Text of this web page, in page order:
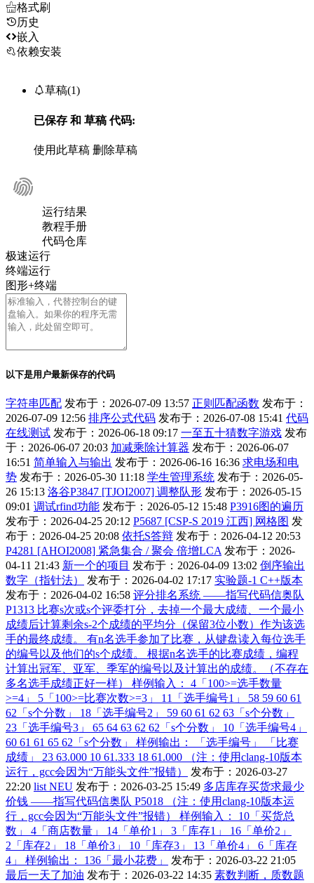
格式刷
历史
嵌入
依赖安装
草稿(1)
已保存 和 草稿代码:
使用此草稿 删除草稿
运行结果
教程手册
代码仓库
极速运行
终端运行
图形+终端
以下是用户最新保存的代码
字符串匹配 发布于：2026-07-09 13:57 正则匹配函数 发布于：
2026-07-09 12:56 排序公式代码 发布于：2026-07-08 15:41 代码
在线测试 发布于：2026-06-18 09:17 一至五十猜数字游戏 发布
于：2026-06-07 20:03 加减乘除计算器 发布于：2026-06-07
16:51 简单输入与输出 发布于：2026-06-16 16:36 求电场和电
势 发布于：2026-05-30 11:18 学生管理系统 发布于：2026-05-
26 15:13 洛谷P3847 [TJOI2007] 调整队形 发布于：2026-05-15
09:01 调试rfind功能 发布于：2026-05-12 15:48 P3916图的遍历
发布于：2026-04-25 20:12 P5687 [CSP-S 2019 江西] 网格图 发
布于：2026-04-25 20:08 依托S答辩 发布于：2026-04-12 20:53
P4281 [AHOI2008] 紧急集合 / 聚会 倍增LCA 发布于：2026-
04-11 21:43 新一个的项目 发布于：2026-04-09 13:02 倒序输出
数字（指针法）
发布于：2026-04-02 17:17 实验题-1 C++版本
发布于：2026-04-02 16:58 评分排名系统 ——指写代码信奥队
P1313 比赛s次或s个评委打分，去掉一个最大成绩、一个最小
成绩后计算剩余s-2个成绩的平均分（保留3位小数）作为该选
手的最终成绩。 有n名选手参加了比赛，从键盘读入每位选手
的编号以及他们的s个成绩。 根据n名选手的比赛成绩，编程
计算出冠军、亚军、季军的编号以及计算出的成绩。（不存在
多名选手成绩正好一样） 样例输入： 4「100>=选手数量
>=4」 5「100>=比赛次数>=3」 11「选手编号1」 58 59 60 61
62「s个分数」 18「选手编号2」 59 60 61 62 63「s个分数」
23「选手编号3」 65 64 63 62 62「s个分数」 10「选手编号4」
60 61 61 65 62「s个分数」 样例输出： 「选手编号」 「比赛
成绩」 23 63.000 10 61.333 18 61.000 （注：使用clang-10版本
运行，gcc会因为“万能头文件”报错）
发布于：2026-03-27
22:20 list NEU 发布于：2026-03-25 15:49 多店库存买货求最少
价钱 ——指写代码信奥队 P5018 （注：使用clang-10版本运
行，gcc会因为“万能头文件”报错） 样例输入： 10「买货总
数」 4「商店数量」 14「单价1」 3「库存1」 16「单价2」
2「库存2」 18「单价3」 10「库存3」 13「单价4」 6「库存
4」 样例输出： 136「最小花费」
发布于：2026-03-22 21:05
最后一天了加油 发布于：2026-03-22 14:35 素数判断，质数题